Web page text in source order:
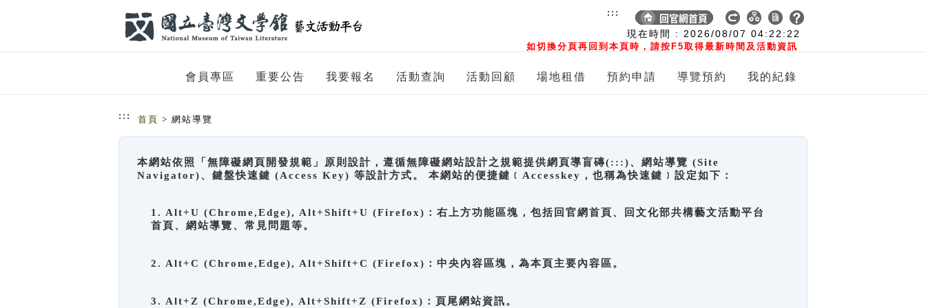
現在時間 : 2026/08/07 04:22:23
如切換分頁再回到本頁時，請按F5取得最新時間及活動資訊
:::
會員專區 重要公告 我要報名 活動查詢 活動回顧 場地租借 預約申請 導覽預約 我的紀錄
::: 首頁 > 網站導覽
本網站依照「無障礙網頁開發規範」原則設計，遵循無障礙網站設計之規範提供網頁導盲磚(:::)、網站導覽 (Site
Navigator)、鍵盤快速鍵 (Access Key) 等設計方式。 本網站的便捷鍵﹝Accesskey，也稱為快速鍵﹞設定如下：
1. Alt+U (Chrome,Edge), Alt+Shift+U (Firefox)：右上方功能區塊，包括回官網首頁、回文化部共構藝文活動平台
首頁、網站導覽、常見問題等。
2. Alt+C (Chrome,Edge), Alt+Shift+C (Firefox)：中央內容區塊，為本頁主要內容區。
3. Alt+Z (Chrome,Edge), Alt+Shift+Z (Firefox)：頁尾網站資訊。